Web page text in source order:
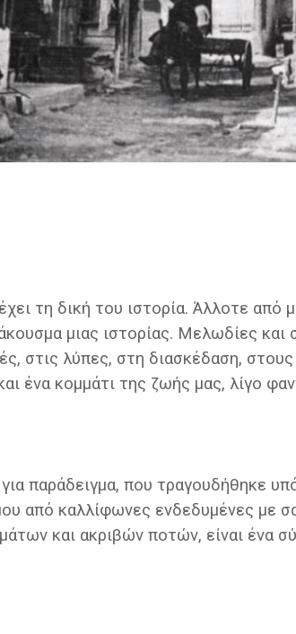
τη δική του ιστορία. Άλλοτε από
μιας ιστορίας. Μελωδίες
στις λύπες, στη διασκέδαση,
ένα κομμάτι της ζωής μας, λίγο
παράδειγμα, που τραγουδήθηκε
από καλλίφωνες ενδεδυμένες με
και ακριβών ποτών, είναι ένα